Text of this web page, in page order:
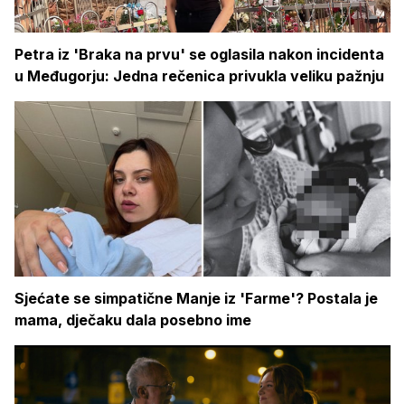
Petra iz 'Braka na prvu' se oglasila nakon incidenta
u Međugorju: Jedna rečenica privukla veliku pažnju
Sjećate se simpatične Manje iz 'Farme'? Postala je
mama, dječaku dala posebno ime